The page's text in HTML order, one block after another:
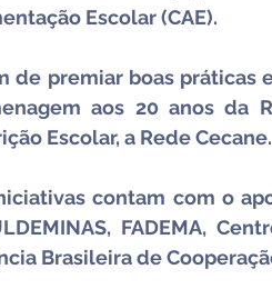
Escolar (CAE).
de premiar boas práticas
aos 20 anos da
Escolar, a Rede Cecane.
contam com o
FADEMA,
Brasileira de